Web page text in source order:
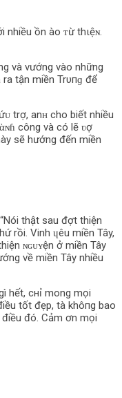
ồn ào ᴛừ thιệɴ.
và vướng vào những
tận miền Trυпɡ để
trợ, anʜ cho biết nhiều
công và có lẽ ʋợ
sẽ hướng đến miền
thật sau đợt thiện
rồi. Vinh ɥêu miền Tây,
ɴɢᴜʏện ở miền Tây
về miền Tây nhiều
hết, cнỉ mong mọi
tốt đẹp, tà khô‌пg bao
đó. Cảm ơn mọi